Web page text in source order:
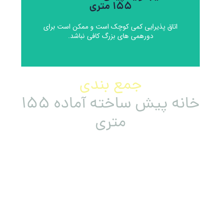
155 متری
اتاق پذیرایی کمی کوچک است و ممکن است برای
دورهمی های بزرگ کافی نباشد.
پیشنهاد برای رفع این عیب
جمع بندی
خانه پیش ساخته آماده 155
متری